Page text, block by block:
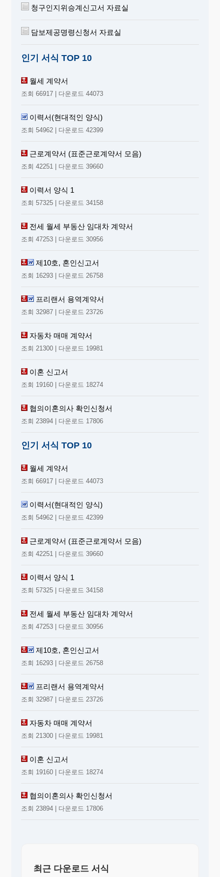
청구인지위승계신고서 자료실
담보제공명령신청서 자료실
인기 서식 TOP 10
월세 계약서
조회 66917 | 다운로드 44073
이력서(현대적인 양식)
조회 54962 | 다운로드 42399
근로계약서 (표준근로계약서 모음)
조회 42251 | 다운로드 39660
이력서 양식 1
조회 57325 | 다운로드 34158
전세 월세 부동산 임대차 계약서
조회 47253 | 다운로드 30956
제10호, 혼인신고서
조회 16293 | 다운로드 26758
프리랜서 용역계약서
조회 32987 | 다운로드 23726
자동차 매매 계약서
조회 21300 | 다운로드 19981
이혼 신고서
조회 19160 | 다운로드 18274
협의이혼의사 확인신청서
조회 23894 | 다운로드 17806
인기 서식 TOP 10
월세 계약서
조회 66917 | 다운로드 44073
이력서(현대적인 양식)
조회 54962 | 다운로드 42399
근로계약서 (표준근로계약서 모음)
조회 42251 | 다운로드 39660
이력서 양식 1
조회 57325 | 다운로드 34158
전세 월세 부동산 임대차 계약서
조회 47253 | 다운로드 30956
제10호, 혼인신고서
조회 16293 | 다운로드 26758
프리랜서 용역계약서
조회 32987 | 다운로드 23726
자동차 매매 계약서
조회 21300 | 다운로드 19981
이혼 신고서
조회 19160 | 다운로드 18274
협의이혼의사 확인신청서
조회 23894 | 다운로드 17806
최근 다운로드 서식